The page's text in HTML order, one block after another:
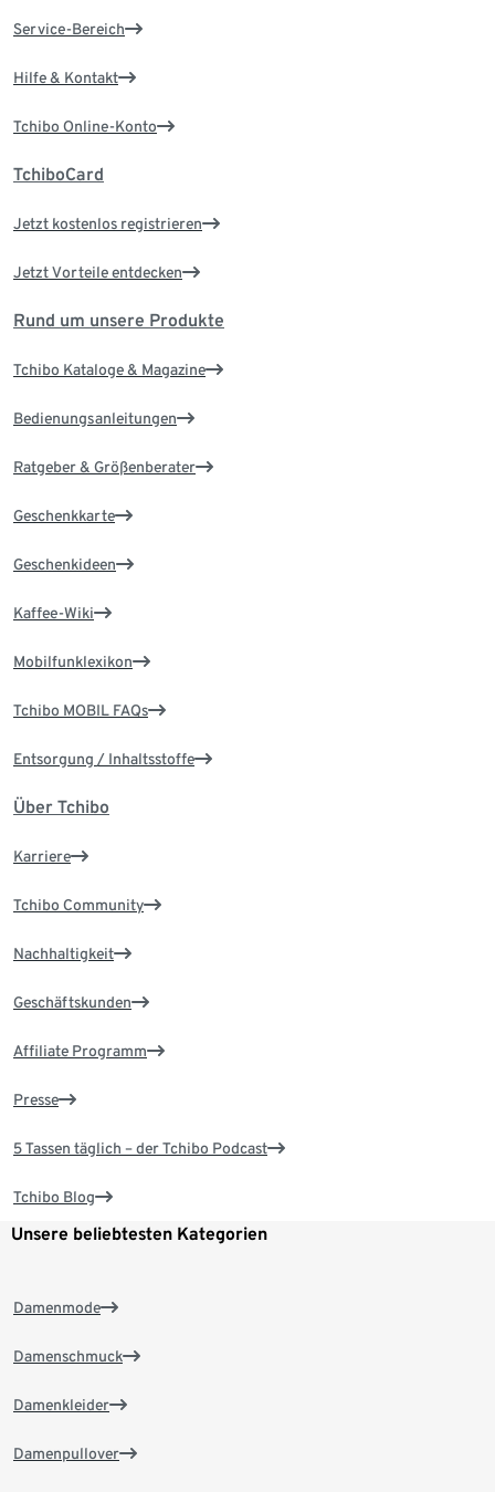
Service-Bereich
Hilfe & Kontakt
Tchibo Online-Konto
TchiboCard
Jetzt kostenlos registrieren
Jetzt Vorteile entdecken
Rund um unsere Produkte
Tchibo Kataloge & Magazine
Bedienungsanleitungen
Ratgeber & Größenberater
Geschenkkarte
Geschenkideen
Kaffee-Wiki
Mobilfunklexikon
Tchibo MOBIL FAQs
Entsorgung / Inhaltsstoffe
Über Tchibo
Karriere
Tchibo Community
Nachhaltigkeit
Geschäftskunden
Affiliate Programm
Presse
5 Tassen täglich – der Tchibo Podcast
Tchibo Blog
Unsere beliebtesten Kategorien
Damenmode
Damenschmuck
Damenkleider
Damenpullover